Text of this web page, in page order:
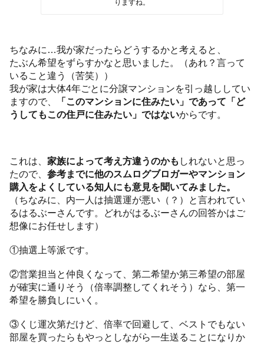
りますね。
ちなみに…我が家だったらどうするかと考えると、
たぶん希望をずらすかなと思いました。（あれ？言って
いること違う（苦笑））
我が家は大体4年ごとに分譲マンションを引っ越ししてい
ますので、
「このマンションに住みたい」であって「ど
うしてもこの住戸に住みたい」ではないからです。
これは、家族によって考え方違うのかも しれないと思っ
たので、参考までに他のスムログブロガーやマンション
購入をよくしている知人にも意見を聞いてみました。
（ちなみに、内一人は抽選運が悪い（？）と言われてい
るはるぶーさんです。どれがはるぶーさんの回答かはご
想像にお任せします）
①抽選上等派です。
②営業担当と仲良くなって、第二希望か第三希望の部屋
が確実に通りそう（倍率調整してくれそう）なら、第一
希望を勝負しにいく。
③くじ運次第だけど、倍率で回避して、ベストでもない
部屋を買ったらもやっとしながら一生送ることになりか